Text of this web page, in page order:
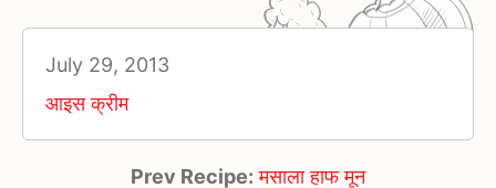
July 29, 2013
आइस क्रीम
Prev Recipe: मसाला हाफ मून